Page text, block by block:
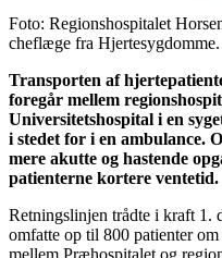
Foto: Regionshospitalet
cheflæge fra Hjertesygdomme.
Transporten af
foregår mellem
Universitetshospital i en
i stedet for i en ambulance.
mere akutte og hastende
patienterne kortere ventetid.
Retningslinjen trådte i kraft 1.
omfatte op til 800 patienter
mellem Præhospitalet og